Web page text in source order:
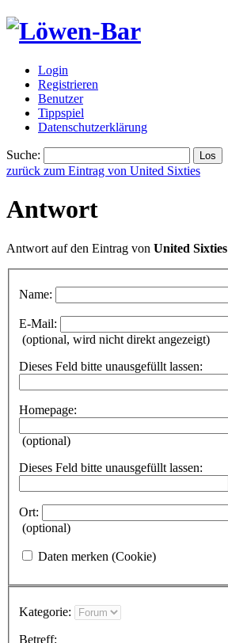
Login
Registrieren
Benutzer
Tippspiel
Datenschutzerklärung
Suche:
zurück zum Eintrag von United Sixties
Antwort
Antwort auf den Eintrag von United Sixties
Name:
E-Mail:
(optional, wird nicht direkt angezeigt)
Dieses Feld bitte unausgefüllt lassen:
Homepage:
(optional)
Dieses Feld bitte unausgefüllt lassen:
Ort:
(optional)
Daten merken (Cookie)
Kategorie:
Betreff: